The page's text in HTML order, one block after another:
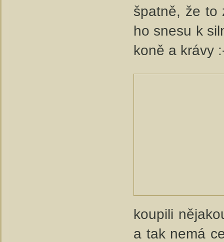
špatně, že to
ho snesu k
koně a krávy
koupili
a tak nemá